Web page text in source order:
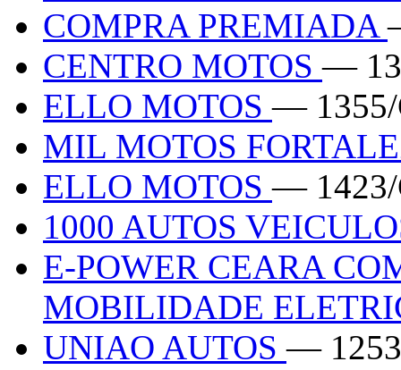
COMPRA PREMIADA
CENTRO MOTOS—
ELLO MOTOS— 1355/
MIL MOTOS
ELLO MOTOS— 1423/
1000 AUTOS
E-POWER CEARA
MOBILIDADE
UNIAO AUTOS—